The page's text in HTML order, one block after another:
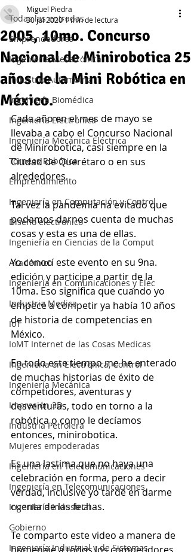
Todas las entradas
Emprendedores
Ingeniería Mecatrónica
Industria Automotriz
Ingeniería Biomédica
Ingeniería Electrónica
Ingeniería Mecánica Eléctrica
Torneos Robótica
Emprendimiento
Ingeniería en Computación y Control
Diseño electrónico
Ingeniería en Ciencias de la Comput
Académico
Ingeniería en Comunicaciones y Elec
Industria Medica
IoT
IoMT Internet de las Cosas Medicas
Ingeniería en Electrónica, Control
Ingeniería Mecánica
Impresión 3D
Industria Petrolera
Mujeres empoderadas
Ingeniería en Telecomunicaciones
Ingeniería en Telecomunicaciones
Ingeniería Industrial
Gobierno
Ingeniería Industrial y de Sistemas
2005, 10mo. Concurso
Nacional de Minirobotica 25
años de la Mini Robótica en
México.
Miguel Piedra
30 jul 20201 min de lectura
Cada año en el mes de mayo se
llevaba a cabo el Concurso Nacional
de Minirobotica, casi siempre en la
Ciudad de Querétaro o en sus
alrededores.
Tal vez la pandemia ha evitado que
podamos darnos cuenta de muchas
cosas y esta es una de ellas.
Yo conocí este evento en su 9na.
edición y participe a partir de la
10ma. Eso significa que cuando yo
empecé a competir ya había 10 años
de historia de competencias en
México.
En todo este tiempo me he enterado
de muchas historias de éxito de
competidores, aventuras y
desventuras, todo en torno a la
robótica o como le decíamos
entonces, minirobotica.
Es una lastima que no haya una
celebración en forma, pero a decir
verdad, inclusive yo tardé en darme
cuenta de las fechas.
Te comparto este video a manera de